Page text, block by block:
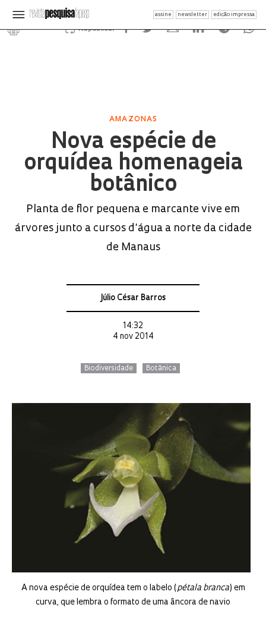
assine newsletter edição impressa
Republicar
AMAZONAS
Nova espécie de
orquídea homenageia
botânico
Planta de flor pequena e marcante vive em
árvores junto a cursos d’água a norte da cidade
de Manaus
Júlio César Barros
14:32
4 nov 2014
Biodiversidade Botânica
A nova espécie de orquídea tem o labelo ( pétala branca) em
curva, que lembra o formato de uma âncora de navio